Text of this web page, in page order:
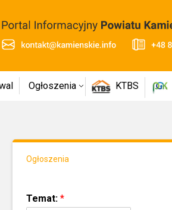
Ogłoszenia KTBS
Ogłoszenia
Temat: *